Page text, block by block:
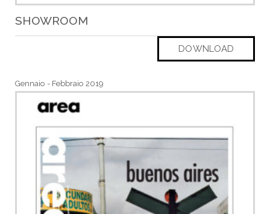
SHOWROOM
DOWNLOAD
Gennaio - Febbraio 2019